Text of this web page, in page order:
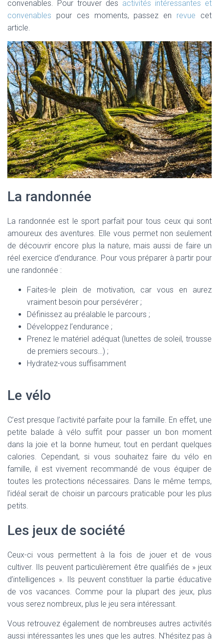
O
convenables. Pour trouver des activités intéressantes et
convenables pour ces moments, passez en revue cet
article.
La randonnée
La randonnée est le sport parfait pour tous ceux qui sont
amoureux des aventures. Elle vous permet non seulement
de découvrir encore plus la nature, mais aussi de faire un
réel exercice d’endurance. Pour vous préparer à partir pour
une randonnée :
Faites-le plein de motivation, car vous en aurez
vraiment besoin pour persévérer ;
Définissez au préalable le parcours ;
Développez l’endurance ;
Prenez le matériel adéquat (lunettes de soleil, trousse
de premiers secours…) ;
Hydratez-vous suffisamment
Le vélo
C’est presque l’activité parfaite pour la famille. En effet, une
petite balade à vélo suffit pour passer un bon moment
dans la joie et la bonne humeur, tout en perdant quelques
calories. Cependant, si vous souhaitez faire du vélo en
famille, il est vivement recommandé de vous équiper de
toutes les protections nécessaires. Dans le même temps,
l’idéal serait de choisir un parcours praticable pour les plus
petits.
Les jeux de société
Ceux-ci vous permettent à la fois de jouer et de vous
cultiver. Ils peuvent particulièrement être qualifiés de » jeux
d’intelligences ». Ils peuvent constituer la partie éducative
de vos vacances. Comme pour la plupart des jeux, plus
vous serez nombreux, plus le jeu sera intéressant.
Vous retrouvez également de nombreuses autres activités
aussi intéressantes les unes que les autres. N’hésitez pas à